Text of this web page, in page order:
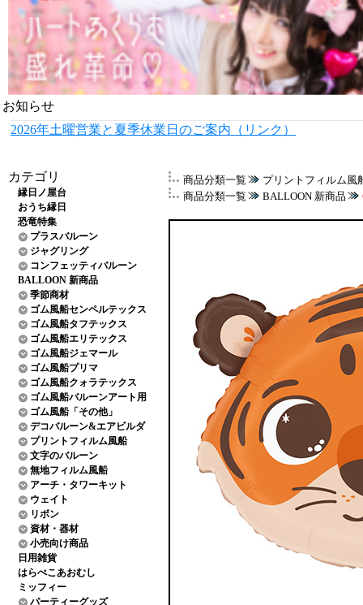
お知らせ
2026年土曜営業と夏季休業日のご案内（リンク）
カテゴリ
縁日ノ屋台
おうち縁日
恐竜特集
プラスバルーン
ジャグリング
コンフェッティバルーン
BALLOON 新商品
季節商材
ゴム風船センペルテックス
ゴム風船タフテックス
ゴム風船エリテックス
ゴム風船ジェマール
ゴム風船プリマ
ゴム風船クォラテックス
ゴム風船バルーンアート用
ゴム風船「その他」
デコバルーン&エアビルダ
プリントフィルム風船
文字のバルーン
無地フィルム風船
アーチ・タワーキット
ウェイト
リボン
資材・器材
小売向け商品
日用雑貨
はらぺこあおむし
ミッフィー
パーティーグッズ
商品分類一覧
プリントフィルム風
商品分類一覧
BALLOON 新商品